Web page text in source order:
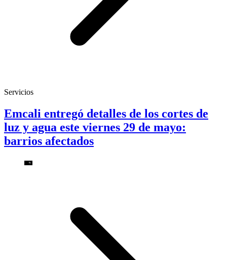
Servicios
Emcali entregó detalles de los cortes de
luz y agua este viernes 29 de mayo:
barrios afectados